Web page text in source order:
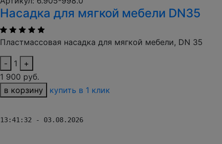
Насадка для мягкой мебели DN35
Пластмассовая насадка для мягкой мебели, DN 35
- 1
+
1 900 руб.
в корзину
купить в 1 клик
13:41:32 - 03.08.2026